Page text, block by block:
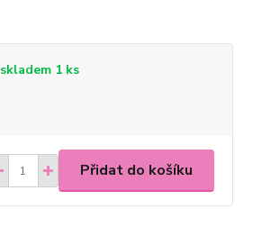
skladem 1 ks
Přidat do košíku